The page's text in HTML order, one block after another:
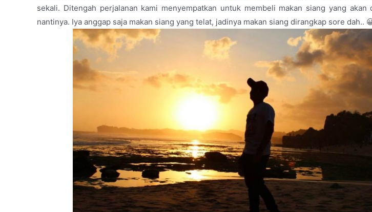
sekali. Ditengah perjalanan kami menyempatkan untuk membeli makan siang yang akan
nantinya. Iya anggap saja makan siang yang telat, jadinya makan siang dirangkap sore dah..